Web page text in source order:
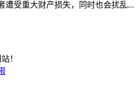
遭受重大财产损失，同时也会扰乱...
！